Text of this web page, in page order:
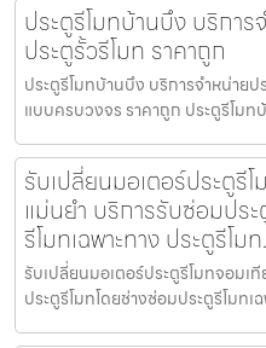
ประตูรีโมทบ้านบึง บริการ
ประตูรั้วรีโมท ราคาถูก
ประตูรีโมทบ้านบึง บริการจำหน่าย
แบบครบวงจร ราคาถูก ประตูรีโมท
รับเปลี่ยนมอเตอร์ประตูรี
แม่นยำ บริการรับซ่อมปร
รีโมทเฉพาะทาง ประตูรีโม
รับเปลี่ยนมอเตอร์ประตูรีโมทจอมเ
ประตูรีโมทโดยช่างซ่อมประตูรีโมท